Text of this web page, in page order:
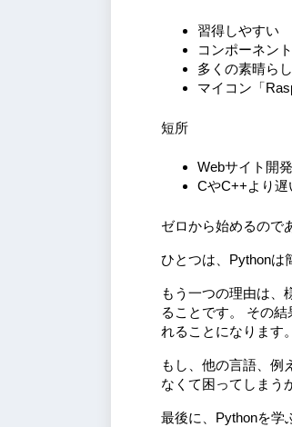
習得しやすい
コンポーネン
多くの素晴ら
マイコン「
短所
Webサイト開
CやC++より遅
ゼロから始めるので
ひとつは、Pythonは
もう一つの理由は、
ることです。 その
れることになります。
もし、他の言語、例
なくて困ってしまう
最後に、Pythonを学